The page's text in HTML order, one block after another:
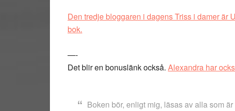
Den tredje bloggaren i dagens Triss i damer är
bok.
—-
Det blir en bonuslänk också. Alexandra har
Boken bör, enligt mig, läsas av alla som